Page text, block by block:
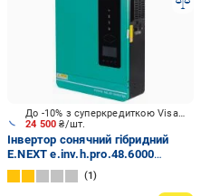
24 500₴/шт.
До -10% з суперкредиткою Visa Вигода
Інвертор сонячний гібридний
E.NEXT e.inv.h.pro.48.6000
(p090003 )
1